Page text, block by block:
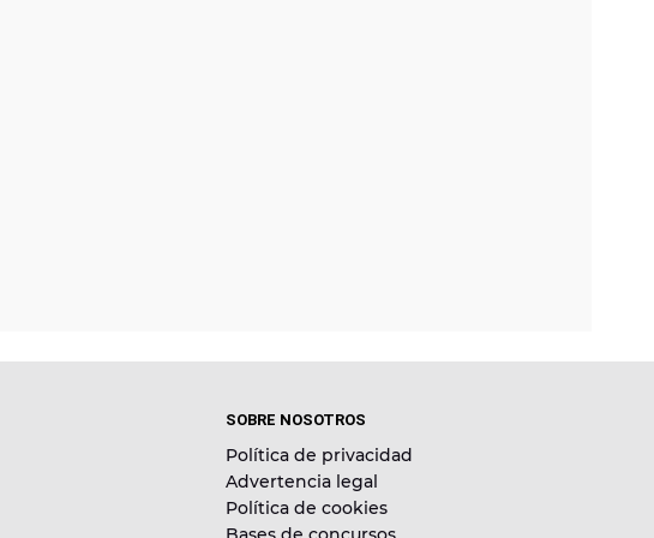
SOBRE NOSOTROS
Política de privacidad
Advertencia legal
Política de cookies